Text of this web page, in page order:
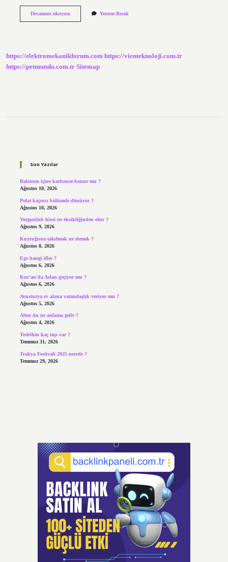
Devamını okuyunDili
Yorum Bırak
https://elektromekanikforum.com https://vienteknoloji.com.tr
https://petmundo.com.tr Sitemap
Son Yazılar
Balonun içine karbonat konur mu ?
Ağustos 10, 2026
Polat kaçıncı bölümde dönüyor ?
Ağustos 10, 2026
Yorgunluk hissi ne eksikliğinden olur ?
Ağustos 9, 2026
Kuyruğuna takılmak ne demek ?
Ağustos 8, 2026
Ege hangi iller ?
Ağustos 6, 2026
Kur’an’da Aslan geçiyor mu ?
Ağustos 6, 2026
Avusturya ev alana vatandaşlık veriyor mu ?
Ağustos 5, 2026
Altın Au ne anlama gelir ?
Ağustos 4, 2026
Tesbihin kaç taşı var ?
Temmuz 31, 2026
Trakya Festivali 2025 nerede ?
Temmuz 29, 2026